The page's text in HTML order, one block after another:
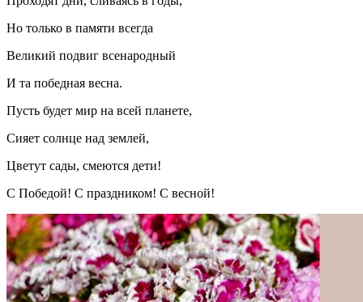
Но только в памяти всегда
Великий подвиг всенародный
И та победная весна.
Пусть будет мир на всей планете,
Сияет солнце над землей,
Цветут сады, смеются дети!
С Победой! С праздником! С весной!